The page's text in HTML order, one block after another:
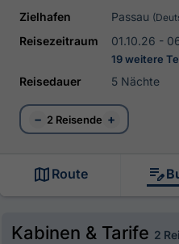
Zielhafen Passau
Reisezeitraum 01.10.26 -
19 weitere
Reisedauer 5 Nächte
− 2 Reisende +
Route
Kabinen & Tarife 2